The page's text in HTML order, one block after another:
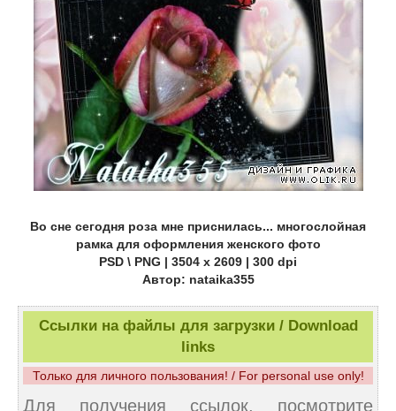
Во сне сегодня роза мне приснилась... многослойная
рамка для оформления женского фото
PSD \ PNG | 3504 x 2609 | 300 dpi
Автор: nataika355
Ссылки на файлы для загрузки / Download
links
Только для личного пользования! / For personal use only!
Для получения ссылок, посмотрите